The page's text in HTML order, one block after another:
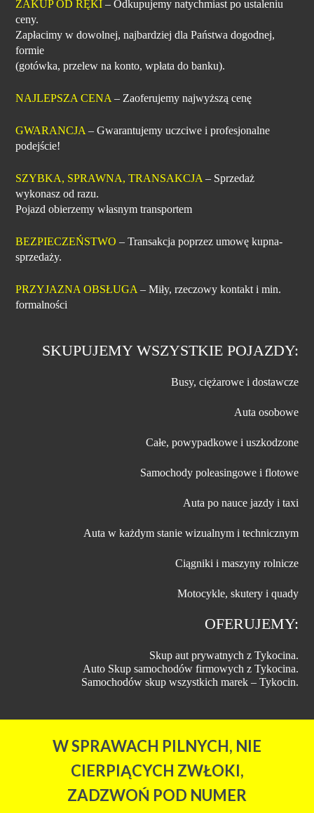
ZAKUP OD RĘKI – Odkupujemy natychmiast po ustaleniu
ceny.
Zapłacimy w dowolnej, najbardziej dla Państwa dogodnej,
formie
(gotówka, przelew na konto, wpłata do banku).
NAJLEPSZA CENA – Zaoferujemy najwyższą cenę
GWARANCJA – Gwarantujemy uczciwe i profesjonalne
podejście!
SZYBKA, SPRAWNA, TRANSAKCJA – Sprzedaż
wykonasz od razu.
Pojazd obierzemy własnym transportem
BEZPIECZEŃSTWO – Transakcja poprzez umowę kupna-
sprzedaży.
PRZYJAZNA OBSŁUGA – Miły, rzeczowy kontakt i min.
formalności
SKUPUJEMY WSZYSTKIE POJAZDY:
Busy, ciężarowe i dostawcze
Auta osobowe
Całe, powypadkowe i uszkodzone
Samochody poleasingowe i flotowe
Auta po nauce jazdy i taxi
Auta w każdym stanie wizualnym i technicznym
Ciągniki i maszyny rolnicze
Motocykle, skutery i quady
OFERUJEMY:
Skup aut prywatnych z Tykocina.
Auto Skup samochodów firmowych z Tykocina.
Samochodów skup wszystkich marek – Tykocin.
W SPRAWACH PILNYCH, NIE
CIERPIĄCYCH ZWŁOKI,
ZADZWOŃ POD NUMER